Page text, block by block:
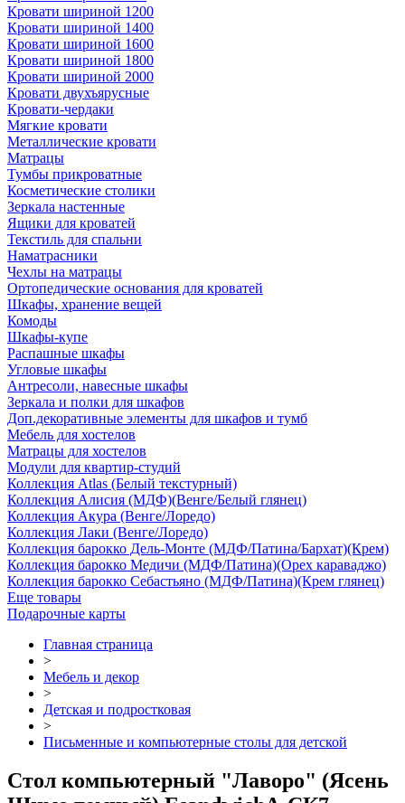
Кровати шириной 1200
Кровати шириной 1400
Кровати шириной 1600
Кровати шириной 1800
Кровати шириной 2000
Кровати двухъярусные
Кровати-чердаки
Мягкие кровати
Металлические кровати
Матрацы
Тумбы прикроватные
Косметические столики
Зеркала настенные
Ящики для кроватей
Текстиль для спальни
Наматрасники
Чехлы на матрацы
Ортопедические основания для кроватей
Шкафы, хранение вещей
Комоды
Шкафы-купе
Распашные шкафы
Угловые шкафы
Антресоли, навесные шкафы
Зеркала и полки для шкафов
Доп.декоративные элементы для шкафов и тумб
Мебель для хостелов
Матрацы для хостелов
Модули для квартир-студий
Коллекция Atlas (Белый текстурный)
Коллекция Алисия (МДФ)(Венге/Белый глянец)
Коллекция Акура (Венге/Лоредо)
Коллекция Лаки (Венге/Лоредо)
Коллекция барокко Дель-Монте (МДФ/Патина/Бархат)(Крем)
Коллекция барокко Медичи (МДФ/Патина)(Орех караваджо)
Коллекция барокко Себастьяно (МДФ/Патина)(Крем глянец)
Еще товары
Подарочные карты
Главная страница
>
Мебель и декор
>
Детская и подростковая
>
Письменные и компьютерные столы для детской
Стол компьютерный "Лаворо" (Ясень